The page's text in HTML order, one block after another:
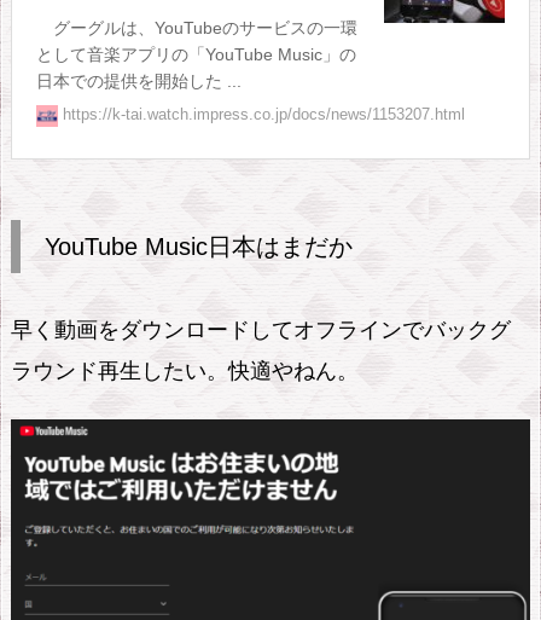
1.
や
り
か
グーグルは、YouTubeのサービスの一環
として音楽アプリの「YouTube Music」の
日本での提供を開始した ...
https://k-tai.watch.impress.co.jp/docs/news/1153207.html
YouTube Music日本はまだか
早く動画をダウンロードしてオフラインでバックグ
ラウンド再生したい。快適やねん。